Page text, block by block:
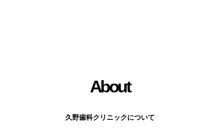
About
久野歯科クリニックについて